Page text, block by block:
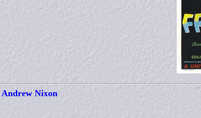
Andrew Nixon